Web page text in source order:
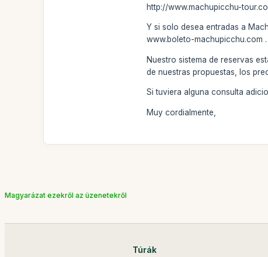
http://www.machupicchu-
Y si solo desea entradas a
www.boleto-machupicchu.com
Nuestro sistema de reservas
de nuestras propuestas, los
Si tuviera alguna consulta
Muy cordialmente,
Magyarázat ezekről az üzenetekről
Túrák